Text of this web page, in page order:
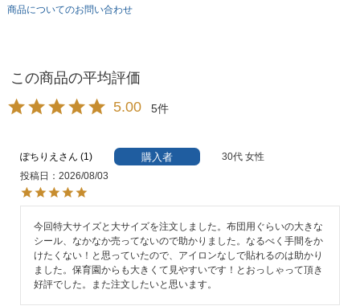
商品についてのお問い合わせ
5.00 5
ぽちりえ 1 購入者 30代 女性
投稿日
2026/08/03
今回特大サイズと大サイズを注文しました。布団用ぐらいの大きな
シール、なかなか売ってないので助かりました。なるべく手間をか
けたくない！と思っていたので、アイロンなしで貼れるのは助かり
ました。保育園からも大きくて見やすいです！とおっしゃって頂き
好評でした。また注文したいと思います。